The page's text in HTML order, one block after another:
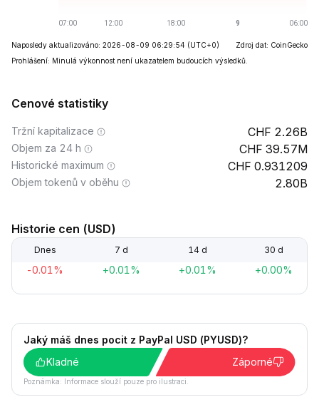
Naposledy aktualizováno: 2026-08-09 06:29:54 (UTC+0)
Zdroj dat: CoinGecko
Prohlášení: Minulá výkonnost není ukazatelem budoucích výsledků.
Cenové statistiky
Tržní kapitalizace 2.26B
Objem za 24 h 39.57M
Historické maximum 0.931209
Objem tokenů v oběhu 2.80B
Historie cen (USD)
Dnes 7 d 14 d 30 d
-0.01% +0.01% +0.01% +0.00%
Jaký máš dnes pocit z PayPal USD (PYUSD)?
Kladné
Záporné
Poznámka: Informace slouží pouze pro ilustraci.